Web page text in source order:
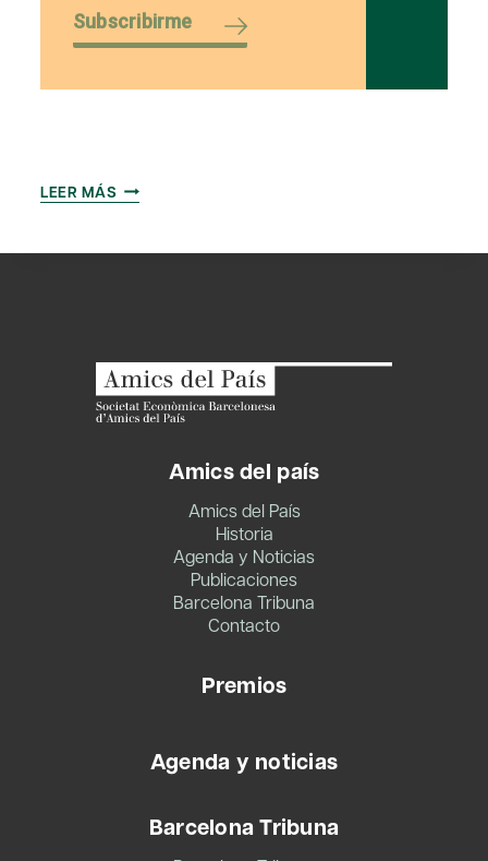
Subscribirme
LEER MÁS EDUARD
DE
ENSEÑANZA
Amics del país
Amics del País
Historia
Agenda y Noticias
Publicaciones
Barcelona Tribuna
Contacto
Premios
Agenda y noticias
Barcelona Tribuna